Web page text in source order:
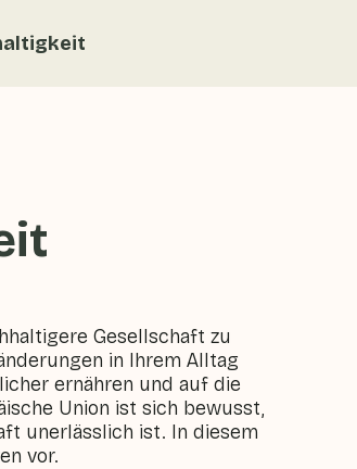
Gesellschaft zu
in Ihrem Alltag
ernähren und auf die
Union ist sich bewusst,
unerlässlich ist. In diesem
vor.